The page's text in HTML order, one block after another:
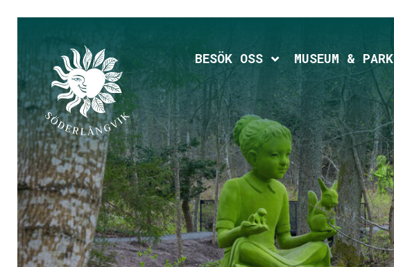
BESÖK OSS Expand child menu
MUSEUM & PARK